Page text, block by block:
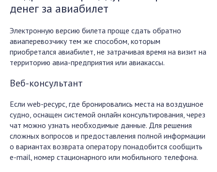
денег за авиабилет
Электронную версию билета проще сдать обратно
авиаперевозчику тем же способом, которым
приобретался авиабилет, не затрачивая время на визит на
территорию авиа-предприятия или авиакассы.
Веб-консультант
Если web-ресурс, где бронировались места на воздушное
судно, оснащен системой онлайн консультирования, через
чат можно узнать необходимые данные. Для решения
сложных вопросов и предоставления полной информации
о вариантах возврата оператору понадобится сообщить
e-mail, номер стационарного или мобильного телефона.